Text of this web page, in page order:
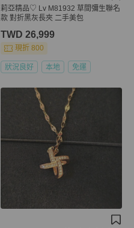
莉亞精品♡ Lv M81932 草間彌生聯名
款 對折黑灰長夾 二手美包
TWD 26,999
現折 800
狀況良好 本地 免運